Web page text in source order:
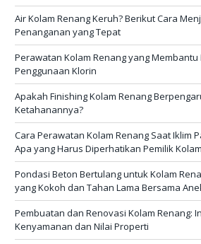
Air Kolam Renang Keruh? Berikut Cara
Penanganan yang Tepat
Perawatan Kolam Renang yang
Penggunaan Klorin
Apakah Finishing Kolam Renang
Ketahanannya?
Cara Perawatan Kolam Renang Saat Iklim
Apa yang Harus Diperhatikan Pemilik
Pondasi Beton Bertulang untuk Kolam
yang Kokoh dan Tahan Lama Bersama
Pembuatan dan Renovasi Kolam Renang:
Kenyamanan dan Nilai Properti